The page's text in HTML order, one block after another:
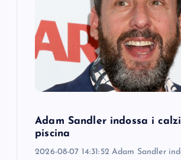
Adam Sandler indossa i
piscina
2026-08-07 14:31:52 Adam Sandler